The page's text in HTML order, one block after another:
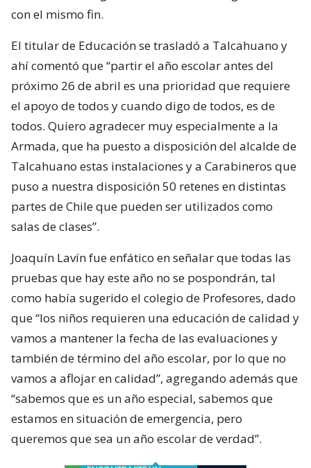
con el mismo fin.
El titular de Educación se trasladó a Talcahuano y
ahí comentó que “partir el año escolar antes del
próximo 26 de abril es una prioridad que requiere
el apoyo de todos y cuando digo de todos, es de
todos. Quiero agradecer muy especialmente a la
Armada, que ha puesto a disposición del alcalde de
Talcahuano estas instalaciones y a Carabineros que
puso a nuestra disposición 50 retenes en distintas
partes de Chile que pueden ser utilizados como
salas de clases”.
Joaquín Lavín fue enfático en señalar que todas las
pruebas que hay este año no se pospondrán, tal
como había sugerido el colegio de Profesores, dado
que “los niños requieren una educación de calidad y
vamos a mantener la fecha de las evaluaciones y
también de término del año escolar, por lo que no
vamos a aflojar en calidad”, agregando además que
“sabemos que es un año especial, sabemos que
estamos en situación de emergencia, pero
queremos que sea un año escolar de verdad”.